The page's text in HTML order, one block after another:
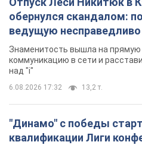
обернулся скандалом:
ведущую несправедливо
Знаменитость вышла на прямую
коммуникацию в сети и
над "i"
6.08.2026 17:32 13,2 т.
"Динамо" с победы
квалификации Лиги